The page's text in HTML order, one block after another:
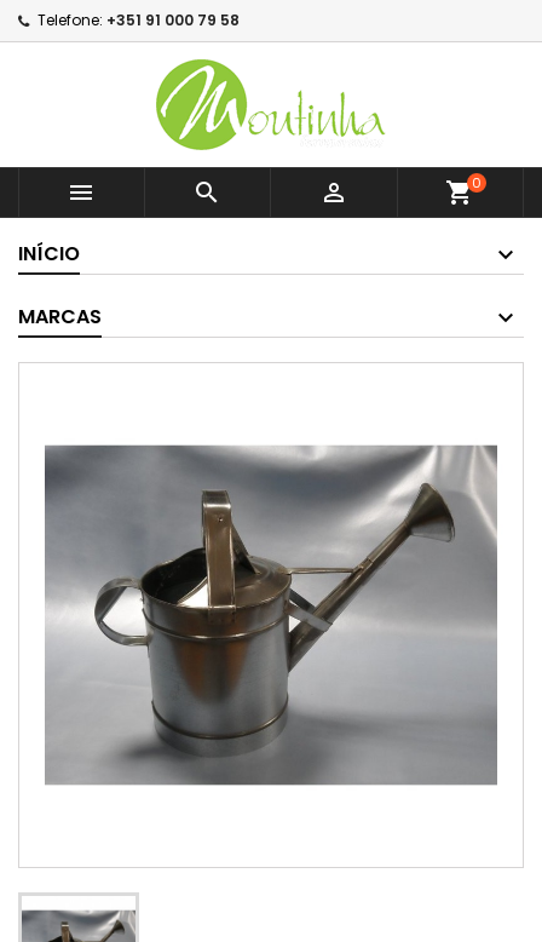
Telefone: +351 91 000 79 58
   shopping_cart0
INÍCIO
MARCAS